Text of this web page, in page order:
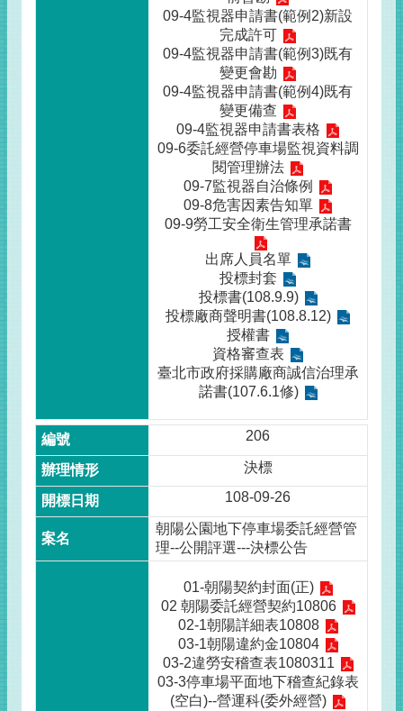
09-4監視器申請書(範例2)新設
完成許可
09-4監視器申請書(範例3)既有
變更會勘
09-4監視器申請書(範例4)既有
變更備查
09-4監視器申請書表格
09-6委託經營停車場監視資料調
閱管理辦法
09-7監視器自治條例
09-8危害因素告知單
09-9勞工安全衛生管理承諾書
出席人員名單
投標封套
投標書(108.9.9)
投標廠商聲明書(108.8.12)
授權書
資格審查表
臺北市政府採購廠商誠信治理承
諾書(107.6.1修)
206
決標
108-09-26
朝陽公園地下停車場委託經營管
理--公開評選---決標公告
01-朝陽契約封面(正)
02 朝陽委託經營契約10806
02-1朝陽詳細表10808
03-1朝陽違約金10804
03-2違勞安稽查表1080311
03-3停車場平面地下稽查紀錄表
(空白)--營運科(委外經營)